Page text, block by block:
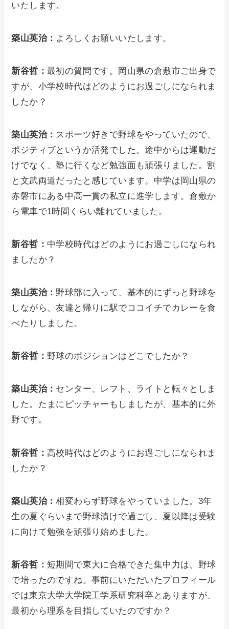
いたします。
築山英治： よろしくお願いいたします。
新谷哲：最初の質問です。岡山県の倉敷市ご出身で
すが、小学校時代はどのようにお過ごしになられま
したか？
築山英治： スポーツ好きで野球をやっていたので、
ポジティブというか活発でした。途中からは運動だ
けでなく、塾に行くなど勉強面も頑張りました。割
と文武両道だったと感じています。中学は岡山県の
赤磐市にある中高一貫の私立に進学します。倉敷か
ら電車で1時間くらい離れていました。
新谷哲： 中学校時代はどのようにお過ごしになられ
ましたか？
築山英治： 野球部に入って、基本的にずっと野球を
しながら、友達と帰りに駅でココイチでカレーを食
べたりしました。
新谷哲： 野球のポジションはどこでしたか？
築山英治： センター、レフト、ライトと転々としま
した。たまにピッチャーもしましたが、基本的に外
野です。
新谷哲：高校時代はどのようにお過ごしになられま
したか？
築山英治：相変わらず野球をやっていました。3年
生の夏ぐらいまで野球漬けで過ごし、夏以降は受験
に向けて勉強を頑張り始めました。
新谷哲：短期間で東大に合格できた集中力は、野球
で培ったのですね。事前にいただいたプロフィール
では東京大学大学院工学系研究科卒とありますが、
最初から理系を目指していたのですか？